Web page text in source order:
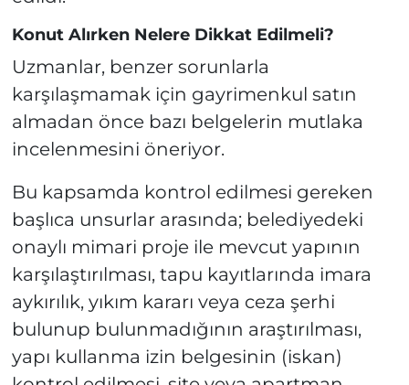
Konut Alırken Nelere Dikkat Edilmeli?
Uzmanlar, benzer sorunlarla
karşılaşmamak için gayrimenkul satın
almadan önce bazı belgelerin mutlaka
incelenmesini öneriyor.
Bu kapsamda kontrol edilmesi gereken
başlıca unsurlar arasında; belediyedeki
onaylı mimari proje ile mevcut yapının
karşılaştırılması, tapu kayıtlarında imara
aykırılık, yıkım kararı veya ceza şerhi
bulunup bulunmadığının araştırılması,
yapı kullanma izin belgesinin (iskan)